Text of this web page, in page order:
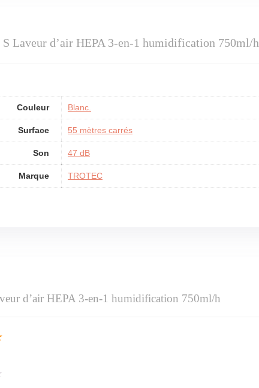
S Laveur d’air HEPA 3-en-1 humidification 750ml/h
Couleur Blanc.
Surface 55 mètres carrés
Son 47 dB
Marque TROTEC
d’air HEPA 3-en-1 humidification 750ml/h